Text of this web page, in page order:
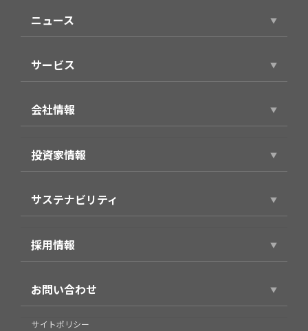
ニュース
サービス
スマホアプリ（個人向け）
製品・サービス（法人向け）
事例紹介
会社情報
代表ごあいさつ
役員プロフィール
企業理念・パーパス
会社概要
沿革
グループ
投資家情報
経営方針
財務業績情報
株式情報
IRライブラリ
個人投資家の皆様へ
サステナビリティ
環境
社会
企業統治
採用情報
新卒採用
キャリア採用
お問い合わせ
お問い合わせ
サイトポリシー